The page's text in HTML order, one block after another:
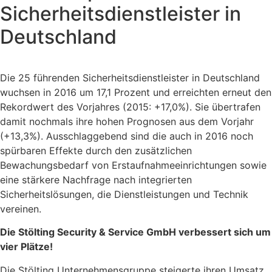
Sicherheitsdienstleister in
Deutschland
Die 25 führenden Sicherheitsdienstleister in Deutschland
wuchsen in 2016 um 17,1 Prozent und erreichten erneut den
Rekordwert des Vorjahres (2015: +17,0%). Sie übertrafen
damit nochmals ihre hohen Prognosen aus dem Vorjahr
(+13,3%). Ausschlaggebend sind die auch in 2016 noch
spürbaren Effekte durch den zusätzlichen
Bewachungsbedarf von Erstaufnahmeeinrichtungen sowie
eine stärkere Nachfrage nach integrierten
Sicherheitslösungen, die Dienstleistungen und Technik
vereinen.
Die Stölting Security & Service GmbH verbessert sich um
vier Plätze!